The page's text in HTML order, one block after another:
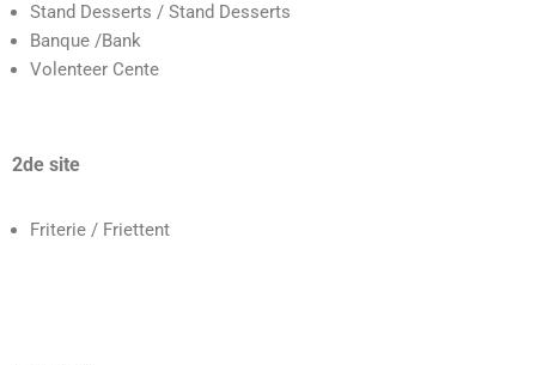
Stand Desserts / Stand Desserts
Banque /Bank
Volenteer Cente
2de site
Friterie / Friettent